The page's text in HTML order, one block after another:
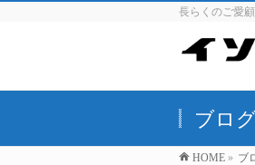
長らくのご愛
ブロ
HOME » ブ